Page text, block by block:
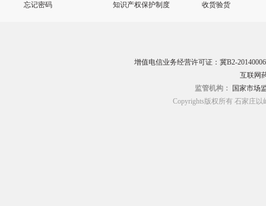
忘记密码
知识产权保护制度
收货验货
增值电信业务经营许可证：冀B2-20140006
互联网
监管机构：
国家市场
Copyrights版权所有 石家庄